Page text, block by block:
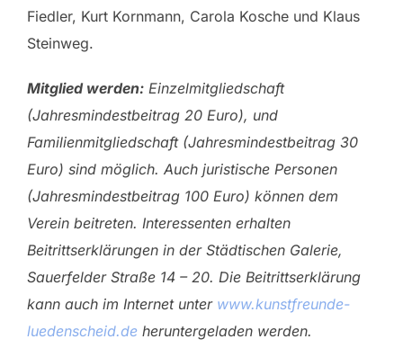
Fiedler, Kurt Kornmann, Carola Kosche und Klaus
Steinweg.
Mitglied werden: Einzelmitgliedschaft
(Jahresmindestbeitrag 20 Euro), und
Familienmitgliedschaft (Jahresmindestbeitrag 30
Euro) sind möglich. Auch juristische Personen
(Jahresmindestbeitrag 100 Euro) können dem
Verein beitreten. Interessenten erhalten
Beitrittserklärungen in der Städtischen Galerie,
Sauerfelder Straße 14 – 20. Die Beitrittserklärung
kann auch im Internet unter www.kunstfreunde-
luedenscheid.de heruntergeladen werden.